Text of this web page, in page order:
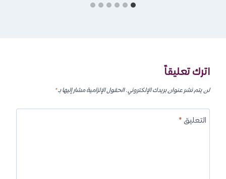
اترك تعليقاً
لن يتم نشر عنوان بريدك الإلكتروني.الحقول الإلزامية مشار إليها بـ*
التعليق*